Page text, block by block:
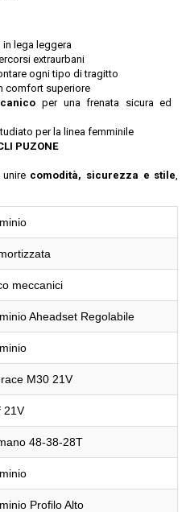
lega leggera
extraurbani
ogni tipo di tragitto
comfort superiore
per una frenata sicura ed
per la linea femminile
PUZONE
comodità, sicurezza e stile,
meccanici
Aheadset Regolabile
M30 21V
21V
48-38-28T
Profilo Alto